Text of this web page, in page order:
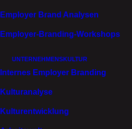
Employer Brand Analysen
Employer-Branding-Workshops
UNTERNEHMENSKULTUR
Internes Employer Branding
Kulturanalyse
Kulturentwicklung
KI EINSATZ IN
SICHERES